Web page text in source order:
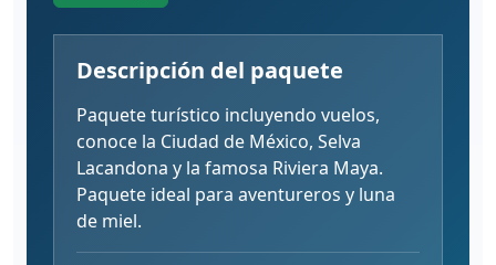
Descripción del paquete
Paquete turístico incluyendo vuelos,
conoce la Ciudad de México, Selva
Lacandona y la famosa Riviera Maya.
Paquete ideal para aventureros y luna
de miel.